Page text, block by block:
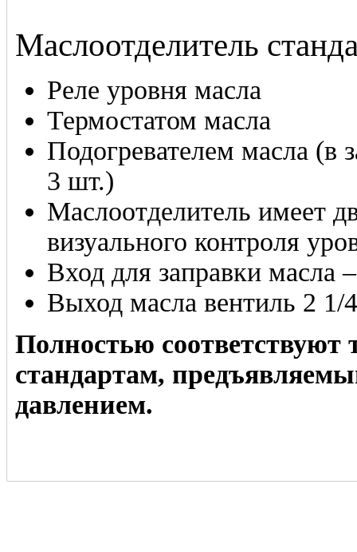
Маслоотделитель
Реле уровня масла
Термостатом масла
Подогревателем масла (в
3 шт.)
Маслоотделитель имеет
визуального контроля
Вход для заправки масла
Выход масла вентиль 2 1/
Полностью соответствуют
стандартам,
давлением.